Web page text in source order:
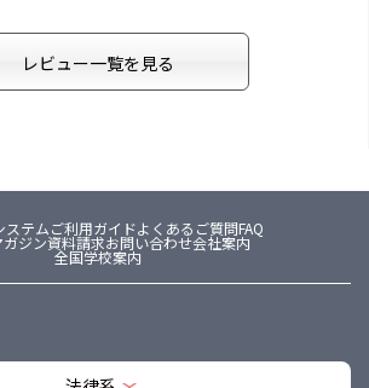
レビュー一覧を見る
ステムご利用ガイドよくあるご質問FAQ
ガジン資料請求お問い合わせ会社案内
全国学校案内